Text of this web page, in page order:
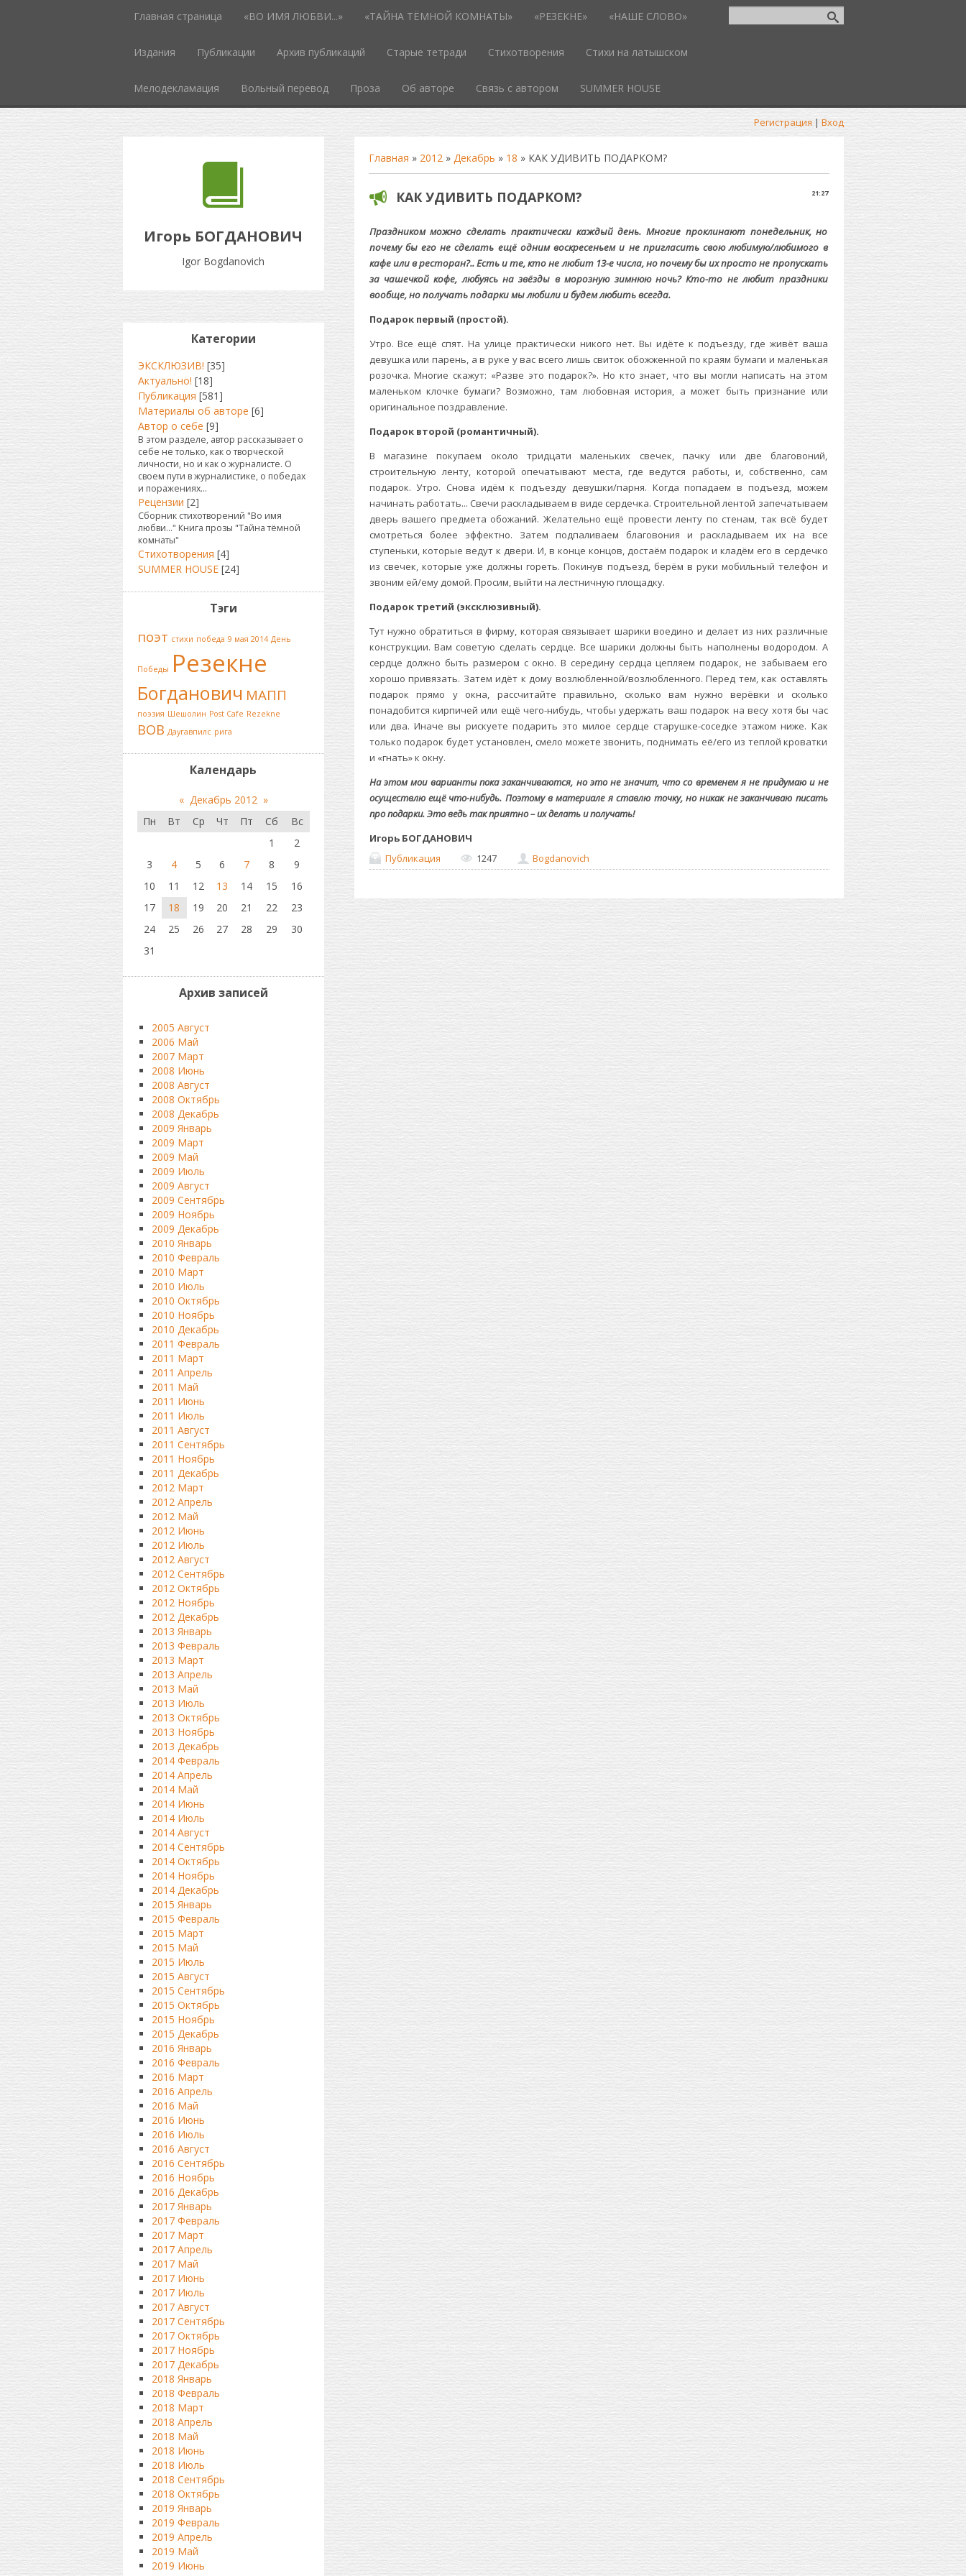
Главная страница «ВО ИМЯ ЛЮБВИ...» «ТАЙНА ТЁМНОЙ КОМНАТЫ» «РЕЗЕКНЕ» «НАШЕ СЛОВО»
Издания Публикации Архив публикаций Старые тетради Стихотворения Стихи на латышском
Мелодекламация Вольный перевод Проза Об авторе Связь с автором SUMMER HOUSE
Регистрация | Вход
Игорь БОГДАНОВИЧ
Igor Bogdanovich
Главная » 2012 » Декабрь » 18 » КАК УДИВИТЬ ПОДАРКОМ?
21:27
КАК УДИВИТЬ ПОДАРКОМ?
Праздником можно сделать практически каждый день. Многие проклинают понедельник, но
почему бы его не сделать ещё одним воскресеньем и не пригласить свою любимую/любимого в
кафе или в ресторан?.. Есть и те, кто не любит 13-е числа, но почему бы их просто не пропускать
за чашечкой кофе, любуясь на звёзды в морозную зимнюю ночь? Кто-то не любит праздники
вообще, но получать подарки мы любили и будем любить всегда.
Подарок первый (простой).
Утро. Все ещё спят. На улице практически никого нет. Вы идёте к подъезду, где живёт ваша
девушка или парень, а в руке у вас всего лишь свиток обожженной по краям бумаги и маленькая
розочка. Многие скажут: «Разве это подарок?». Но кто знает, что вы могли написать на этом
маленьком клочке бумаги? Возможно, там любовная история, а может быть признание или
оригинальное поздравление.
Подарок второй (романтичный).
В магазине покупаем около тридцати маленьких свечек, пачку или две благовоний,
строительную ленту, которой опечатывают места, где ведутся работы, и, собственно, сам
подарок. Утро. Снова идём к подъезду девушки/парня. Когда попадаем в подъезд, можем
начинать работать... Свечи раскладываем в виде сердечка. Строительной лентой запечатываем
дверь вашего предмета обожаний. Желательно ещё провести ленту по стенам, так всё будет
смотреться более эффектно. Затем подпаливаем благовония и раскладываем их на все
ступеньки, которые ведут к двери. И, в конце концов, достаём подарок и кладём его в сердечко
из свечек, которые уже должны гореть. Покинув подъезд, берём в руки мобильный телефон и
звоним ей/ему домой. Просим, выйти на лестничную площадку.
Подарок третий (эксклюзивный).
Тут нужно обратиться в фирму, которая связывает шарики воедино и делает из них различные
конструкции. Вам советую сделать сердце. Все шарики должны быть наполнены водородом. А
сердце должно быть размером с окно. В середину сердца цепляем подарок, не забываем его
хорошо привязать. Затем идёт к дому возлюбленной/возлюбленного. Перед тем, как оставлять
подарок прямо у окна, рассчитайте правильно, сколько вам нужно верёвки и сколько
понадобится кирпичей или ещё чего-нибудь, чтобы удержать ваш подарок на весу хотя бы час
или два. Иначе вы рискуете подарить это милое сердце старушке-соседке этажом ниже. Как
только подарок будет установлен, смело можете звонить, поднимать её/его из теплой кроватки
и «гнать» к окну.
На этом мои варианты пока заканчиваются, но это не значит, что со временем я не придумаю и не
осуществлю ещё что-нибудь. Поэтому в материале я ставлю точку, но никак не заканчиваю писать
про подарки. Это ведь так приятно – их делать и получать!
Игорь БОГДАНОВИЧ
Публикация
1247 Bogdanovich
Категории
ЭКСКЛЮЗИВ! [35]
Актуально! [18]
Публикация [581]
Материалы об авторе [6]
Автор о себе [9]
В этом разделе, автор рассказывает о
себе не только, как о творческой
личности, но и как о журналисте. О
своем пути в журналистике, о победах
и поражениях...
Рецензии [2]
Сборник стихотворений "Во имя
любви..." Книга прозы "Тайна тёмной
комнаты"
Стихотворения [4]
SUMMER HOUSE [24]
Тэги
поэт стихи победа 9 мая 2014 День
Победы Резекне
Богданович МАПП
поэзия Шешолин Post Cafe Rezekne
ВОВ Даугавпилс рига
Календарь
« Декабрь 2012 »
Пн
Вт Ср Чт Пт Сб
Вс
1
2
3
4 5 6 7 8
9
10
11 12 13 14 15
16
17
18 19 20 21 22
23
24
25 26 27 28 29
30
31
Архив записей
2005 Август
2006 Май
2007 Март
2008 Июнь
2008 Август
2008 Октябрь
2008 Декабрь
2009 Январь
2009 Март
2009 Май
2009 Июль
2009 Август
2009 Сентябрь
2009 Ноябрь
2009 Декабрь
2010 Январь
2010 Февраль
2010 Март
2010 Июль
2010 Октябрь
2010 Ноябрь
2010 Декабрь
2011 Февраль
2011 Март
2011 Апрель
2011 Май
2011 Июнь
2011 Июль
2011 Август
2011 Сентябрь
2011 Ноябрь
2011 Декабрь
2012 Март
2012 Апрель
2012 Май
2012 Июнь
2012 Июль
2012 Август
2012 Сентябрь
2012 Октябрь
2012 Ноябрь
2012 Декабрь
2013 Январь
2013 Февраль
2013 Март
2013 Апрель
2013 Май
2013 Июль
2013 Октябрь
2013 Ноябрь
2013 Декабрь
2014 Февраль
2014 Апрель
2014 Май
2014 Июнь
2014 Июль
2014 Август
2014 Сентябрь
2014 Октябрь
2014 Ноябрь
2014 Декабрь
2015 Январь
2015 Февраль
2015 Март
2015 Май
2015 Июль
2015 Август
2015 Сентябрь
2015 Октябрь
2015 Ноябрь
2015 Декабрь
2016 Январь
2016 Февраль
2016 Март
2016 Апрель
2016 Май
2016 Июнь
2016 Июль
2016 Август
2016 Сентябрь
2016 Ноябрь
2016 Декабрь
2017 Январь
2017 Февраль
2017 Март
2017 Апрель
2017 Май
2017 Июнь
2017 Июль
2017 Август
2017 Сентябрь
2017 Октябрь
2017 Ноябрь
2017 Декабрь
2018 Январь
2018 Февраль
2018 Март
2018 Апрель
2018 Май
2018 Июнь
2018 Июль
2018 Сентябрь
2018 Октябрь
2019 Январь
2019 Февраль
2019 Апрель
2019 Май
2019 Июнь